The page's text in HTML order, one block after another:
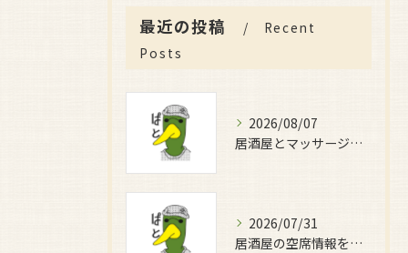
最近の投稿
Recent
Posts
2026/08/07
居酒屋とマッサージで癒しの時間を満喫する新しい過ごし方完全ガイド
2026/07/31
居酒屋の空席情報を大阪府大阪市北区と大東市で効率よく比較する方法と賢い店選びガイド